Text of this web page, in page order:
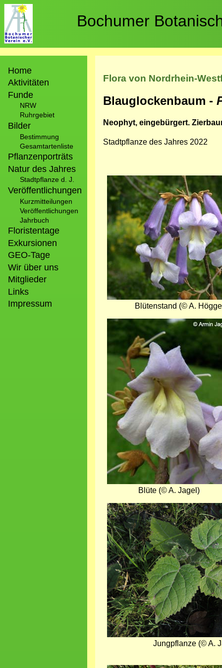
Direkt
zum
Inhalt
Bochumer
Home
Aktivitäten
Funde
NRW
Ruhrgebiet
Bilder
Bestimmung
Gesamtartenliste
Pflanzenporträts
Natur des Jahres
Stadtpflanze d. J.
Veröffentlichungen
Kurzmitteilungen
Veröffentlichungen
Jahrbuch
Floristentage
Exkursionen
GEO-Tage
Wir über uns
Mitglieder
Links
Impressum
Flora von Nordrhein-
Blauglockenbaum -
Neophyt, eingebürgert.
Stadtpflanze des Jahres 2022
Bild
Blütenstand (© A.
Bild
Blüte (© A. Jagel)
Bild
Jungpflanze (© A.